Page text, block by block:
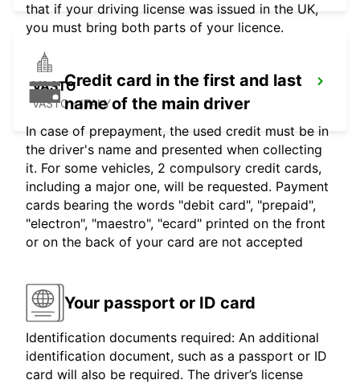
VASTO
VASTO - ITALY
that if your driving license was issued in the UK,
you must bring both parts of your licence.
Credit card in the first and last
name of the main driver
In case of prepayment, the used credit must be in
the driver's name and presented when collecting
it. For some vehicles, 2 compulsory credit cards,
including a major one, will be requested. Payment
cards bearing the words "debit card", "prepaid",
"electron", "maestro", "ecard" printed on the front
or on the back of your card are not accepted
Your passport or ID card
Identification documents required: An additional
identification document, such as a passport or ID
card will also be required. The driver’s license